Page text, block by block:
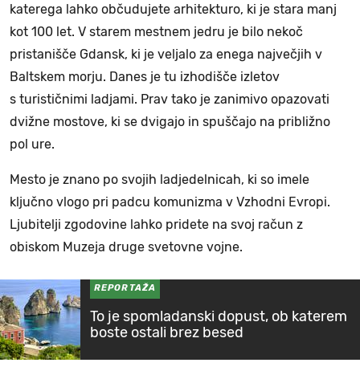
katerega lahko občudujete arhitekturo, ki je stara manj
kot 100 let. V starem mestnem jedru je bilo nekoč
pristanišče Gdansk, ki je veljalo za enega največjih v
Baltskem morju. Danes je tu izhodišče izletov
s turističnimi ladjami. Prav tako je zanimivo opazovati
dvižne mostove, ki se dvigajo in spuščajo na približno
pol ure.
Mesto je znano po svojih ladjedelnicah, ki so imele
ključno vlogo pri padcu komunizma v Vzhodni Evropi.
Ljubitelji zgodovine lahko pridete na svoj račun z
obiskom Muzeja druge svetovne vojne.
REPORTAŽA
To je spomladanski dopust, ob katerem
boste ostali brez besed